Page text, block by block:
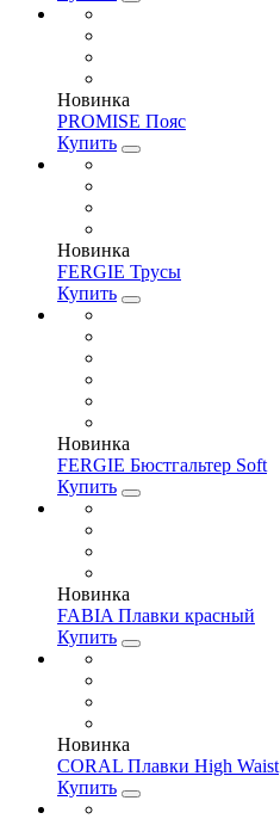
Новинка
PROMISE Пояс
Купить
Новинка
FERGIE Трусы
Купить
Новинка
FERGIE Бюстгальтер Soft
Купить
Новинка
FABIA Плавки красный
Купить
Новинка
CORAL Плавки High Waist
Купить